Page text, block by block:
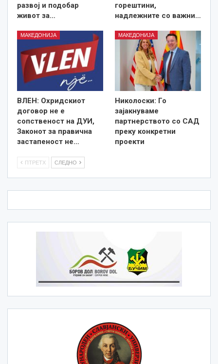
развој и подобар
живот за…
горештини,
надлежните со важни…
МАКЕДОНИЈА
ВЛЕН: Охридскиот
договор не е
сопственост на ДУИ,
Законот за правична
застапеност не…
МАКЕДОНИЈА
Николоски: Го
зајакнуваме
партнерството со САД
преку конкретни
проекти
ПТРЕТХ СЛЕДНО